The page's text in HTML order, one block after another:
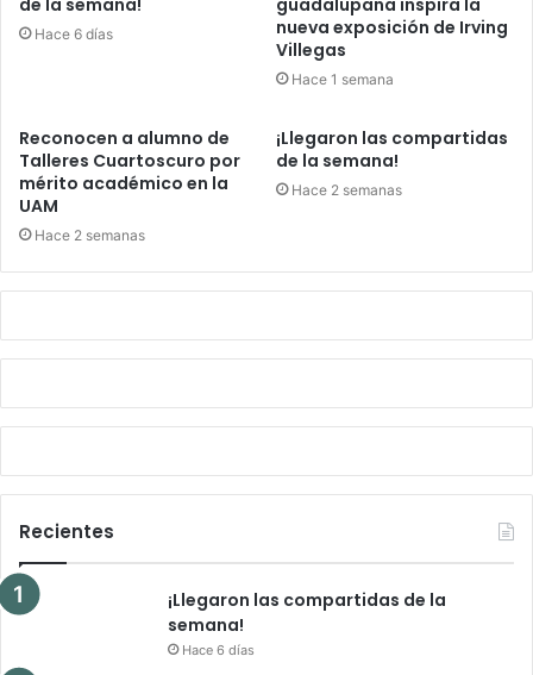
Hace 6 días
nueva exposición de Irving
Villegas
Hace 1 semana
Reconocen a alumno de
Talleres Cuartoscuro por
mérito académico en la
UAM
Hace 2 semanas
¡Llegaron las compartidas
de la semana!
Hace 2 semanas
Recientes
¡Llegaron las compartidas de la
semana!
Hace 6 días